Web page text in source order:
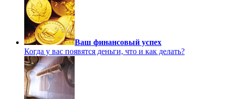
Ваш финансовый успех
Когда у вас появятся деньги, что и как делать?